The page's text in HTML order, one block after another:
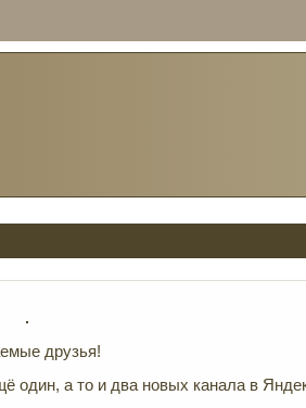
друзья!
один, а то и два новых канала в